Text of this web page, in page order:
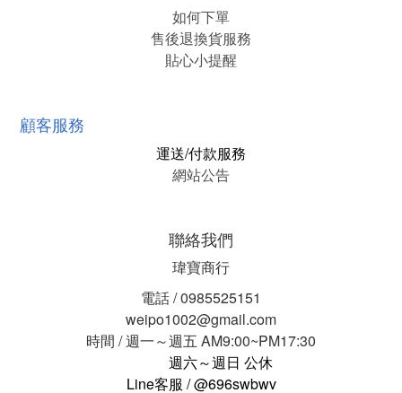
如何下單
售後退換貨服務
貼心小提醒
顧客服務
運送/付款服務
網站公告
聯絡我們
瑋寶商行
電話 / 0985525151
weipo1002@gmail.com
時間 / 週一～週五 AM9:00~PM17:30
週六～週日 公休
Line客服 / @696swbwv